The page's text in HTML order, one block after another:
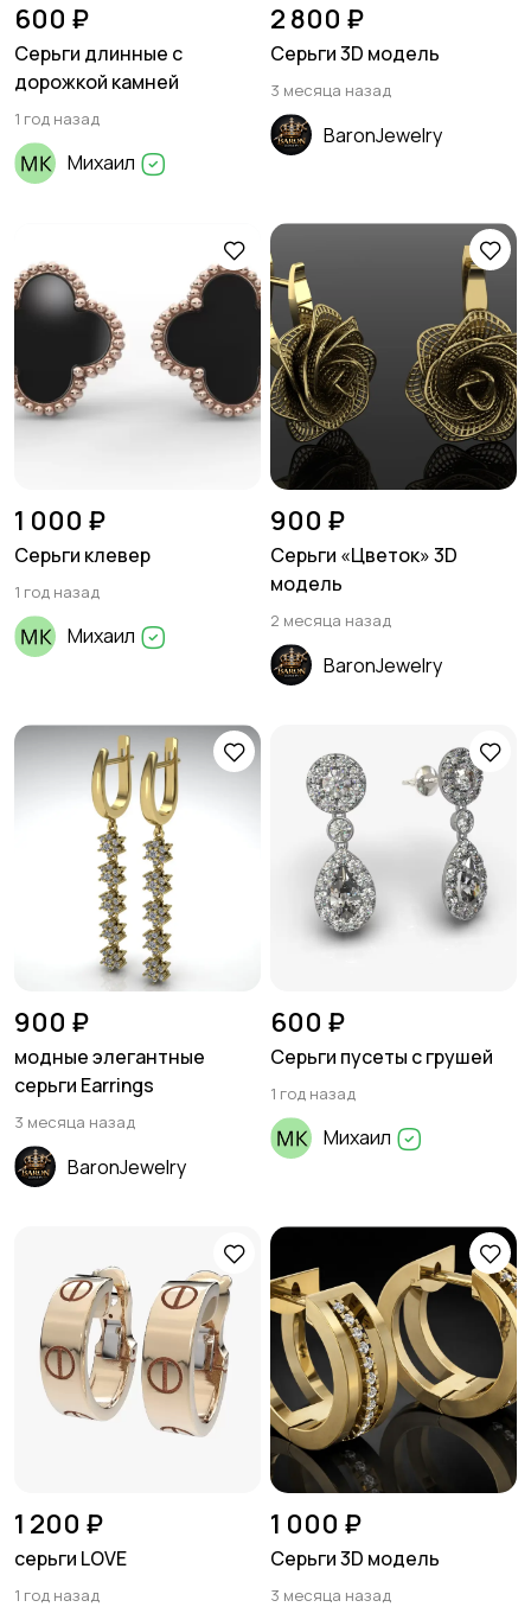
600 ₽
Серьги длинные с
дорожкой камней
1 год назад
Михаил
2 800 ₽
Серьги 3D модель
3 месяца назад
BaronJewelry
1 000 ₽
Серьги клевер
1 год назад
Михаил
900 ₽
Серьги «Цветок» 3D
модель
2 месяца назад
BaronJewelry
900 ₽
модные элегантные
серьги Earrings
3 месяца назад
BaronJewelry
600 ₽
Серьги пусеты с грушей
1 год назад
Михаил
1 200 ₽
серьги LOVE
1 год назад
1 000 ₽
Серьги 3D модель
3 месяца назад